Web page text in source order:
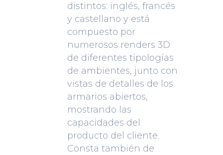
distintos: inglés, francés
y castellano y está
compuesto por
numerosos renders 3D
de diferentes tipologías
de ambientes, junto con
vistas de detalles de los
armarios abiertos,
mostrando las
capacidades del
producto del cliente.
Consta también de